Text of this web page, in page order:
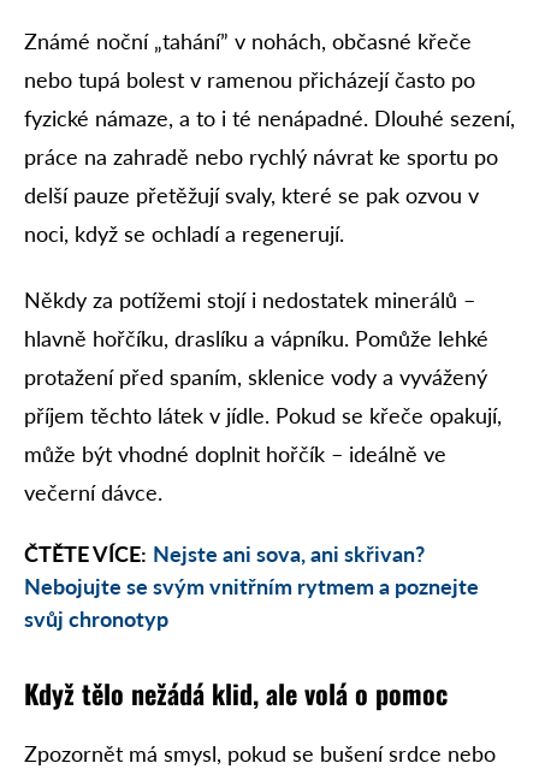
Známé noční „tahání” v nohách, občasné křeče
nebo tupá bolest v ramenou přicházejí často po
fyzické námaze, a to i té nenápadné. Dlouhé sezení,
práce na zahradě nebo rychlý návrat ke sportu po
delší pauze přetěžují svaly, které se pak ozvou v
noci, když se ochladí a regenerují.
Někdy za potížemi stojí i nedostatek minerálů –
hlavně hořčíku, draslíku a vápníku. Pomůže lehké
protažení před spaním, sklenice vody a vyvážený
příjem těchto látek v jídle. Pokud se křeče opakují,
může být vhodné doplnit hořčík – ideálně ve
večerní dávce.
ČTĚTE VÍCE: Nejste ani sova, ani skřivan?
Nebojujte se svým vnitřním rytmem a poznejte
svůj chronotyp
Když tělo nežádá klid, alevolá o pomoc
Zpozornět má smysl, pokud se bušení srdce nebo